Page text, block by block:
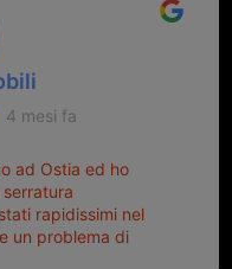
blocchetto e
nel quadro e
entrare e
ormai pensavo
alla
la Ferramenta
chiave
è rimasta
in macchina, il
non dover
4 mesi fa
ad Ostia ed ho
rapidissimi nel
un problema di